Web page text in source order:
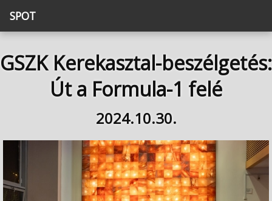
SPOT
GSZK Kerekasztal-beszélgetés:
Út a Formula-1 felé
2024.10.30.